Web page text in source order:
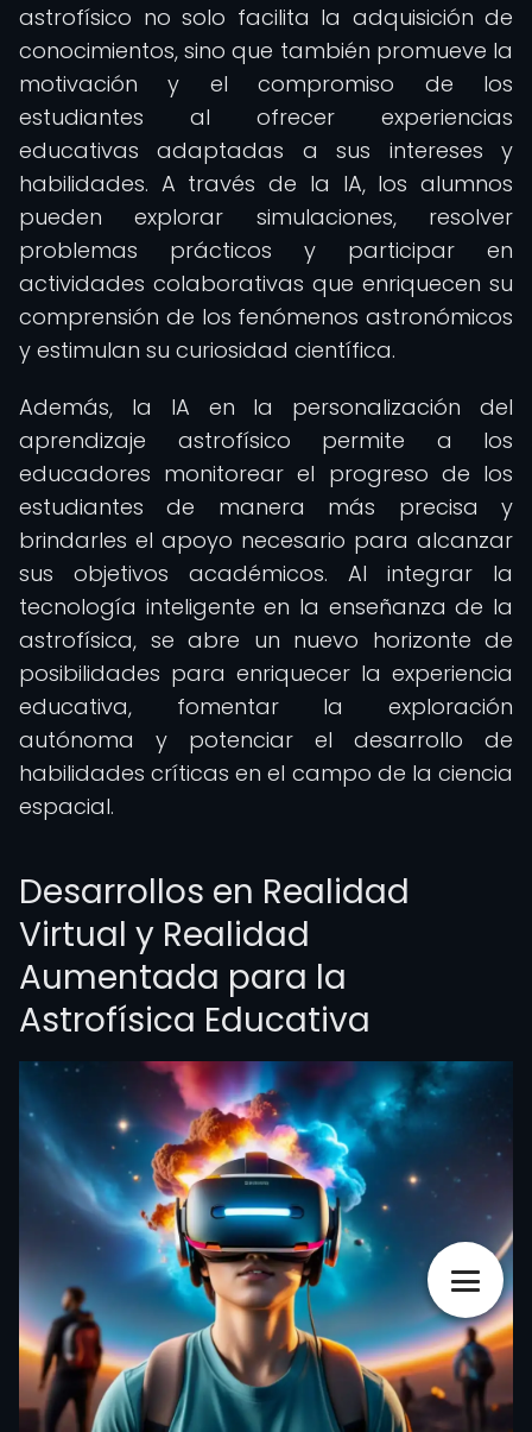
astrofísico no solo facilita la adquisición de
conocimientos, sino que también promueve la
motivación y el compromiso de los
estudiantes al ofrecer experiencias
educativas adaptadas a sus intereses y
habilidades. A través de la IA, los alumnos
pueden explorar simulaciones, resolver
problemas prácticos y participar en
actividades colaborativas que enriquecen su
comprensión de los fenómenos astronómicos
y estimulan su curiosidad científica.
Además, la IA en la personalización del
aprendizaje astrofísico permite a los
educadores monitorear el progreso de los
estudiantes de manera más precisa y
brindarles el apoyo necesario para alcanzar
sus objetivos académicos. Al integrar la
tecnología inteligente en la enseñanza de la
astrofísica, se abre un nuevo horizonte de
posibilidades para enriquecer la experiencia
educativa, fomentar la exploración
autónoma y potenciar el desarrollo de
habilidades críticas en el campo de la ciencia
espacial.
Desarrollos en Realidad
Virtual y Realidad
Aumentada para la
Astrofísica Educativa